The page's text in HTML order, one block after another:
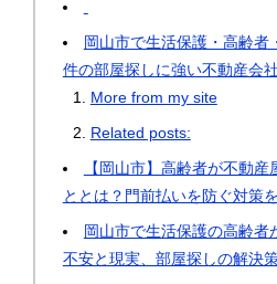
岡山市で生活保護・高齢者
件の部屋探しに強い不動産会
More from my site
Related posts:
【岡山市】高齢者が不動
ととは？門前払いを防ぐ対策
岡山市で生活保護の高齢者
不安と現実、部屋探しの解決